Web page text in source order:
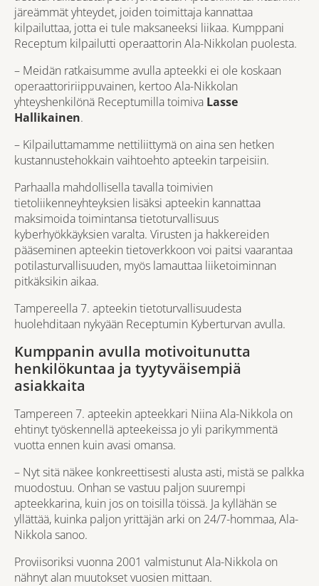
järeämmät yhteydet, joiden toimittaja kannattaa
kilpailuttaa, jotta ei tule maksaneeksi liikaa. Kumppani
Receptum kilpailutti operaattorin Ala-Nikkolan puolesta.
– Meidän ratkaisumme avulla apteekki ei ole koskaan
operaattoririippuvainen, kertoo Ala-Nikkolan
yhteyshenkilönä Receptumilla toimiva Lasse
Hallikainen.
– Kilpailuttamamme nettiliittymä on aina sen hetken
kustannustehokkain vaihtoehto apteekin tarpeisiin.
Parhaalla mahdollisella tavalla toimivien
tietoliikenneyhteyksien lisäksi apteekin kannattaa
maksimoida toimintansa tietoturvallisuus
kyberhyökkäyksien varalta. Virusten ja hakkereiden
pääseminen apteekin tietoverkkoon voi paitsi vaarantaa
potilasturvallisuuden, myös lamauttaa liiketoiminnan
pitkäksikin aikaa.
Tampereella 7. apteekin tietoturvallisuudesta
huolehditaan nykyään Receptumin Kyberturvan avulla.
Kumppanin avulla motivoitunutta
henkilökuntaa ja tyytyväisempiä
asiakkaita
Tampereen 7. apteekin apteekkari Niina Ala-Nikkola on
ehtinyt työskennellä apteekeissa jo yli parikymmentä
vuotta ennen kuin avasi omansa.
– Nyt sitä näkee konkreettisesti alusta asti, mistä se palkka
muodostuu. Onhan se vastuu paljon suurempi
apteekkarina, kuin jos on toisilla töissä. Ja kyllähän se
yllättää, kuinka paljon yrittäjän arki on 24/7-hommaa, Ala-
Nikkola sanoo.
Proviisoriksi vuonna 2001 valmistunut Ala-Nikkola on
nähnyt alan muutokset vuosien mittaan.